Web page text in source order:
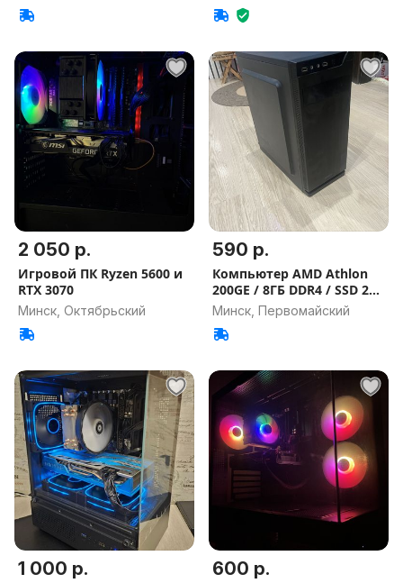
2 050 р.
Игровой ПК Ryzen 5600 и
RTX 3070
Минск, Октябрьский
590 р.
Компьютер AMD Athlon
200GE / 8ГБ DDR4 / SSD 240
ГБ
Минск, Первомайский
1 000 р. 600 р.